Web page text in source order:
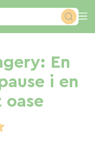
En
i en